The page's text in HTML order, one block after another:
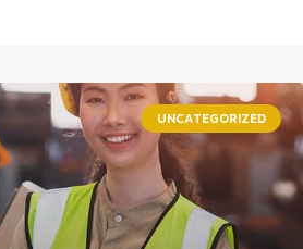
UNCATEGORIZED